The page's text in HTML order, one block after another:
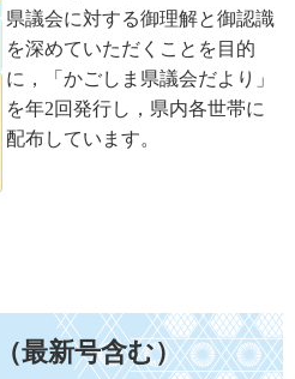
県議会に対する御理解と御認識
を深めていただくことを目的
に，「かごしま県議会だより」
を年2回発行し，県内各世帯に
配布しています。
最新号含む）